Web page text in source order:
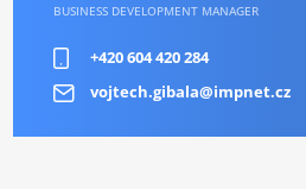
BUSINESS DEVELOPMENT MANAGER
+420 604 420 284
vojtech.gibala@impnet.cz